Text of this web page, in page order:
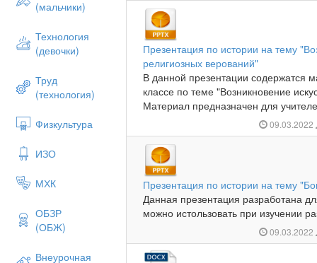
(мальчики)
Технология
(девочки)
Труд
(технология)
Физкультура
ИЗО
МХК
ОБЗР
(ОБЖ)
Внеурочная
Презентация по истории на тему
религиозных верований"
В данной презентации содержатся
классе по теме "Возникновение
Материал предназначен для
09.03.2022
Презентация по истории на тему
Данная презентация разработана
можно истользовать при изучении
09.03.2022